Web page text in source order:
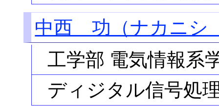
中西 功（ナカニ
工学部 電気情報系
ディジタル信号処